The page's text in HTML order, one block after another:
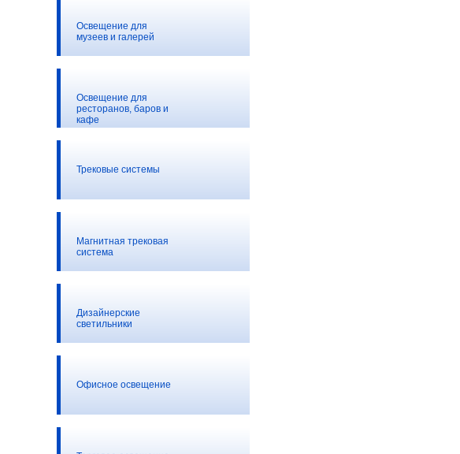
Освещение для
музеев и галерей
Освещение для
ресторанов, баров и
кафе
Трековые системы
Магнитная трековая
система
Дизайнерские
светильники
Офисное освещение